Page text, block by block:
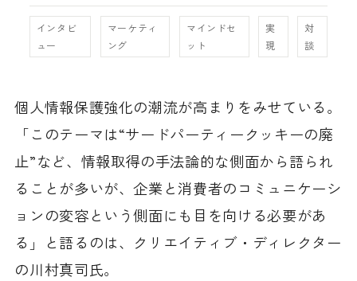
インタビ
ュー
マーケティ
ング
マインドセ
ット
実
現
対
談
個人情報保護強化の潮流が高まりをみせている。
「このテーマは“サードパーティークッキーの廃
止”など、情報取得の手法論的な側面から語られ
ることが多いが、企業と消費者のコミュニケーシ
ョンの変容という側面にも目を向ける必要があ
る」と語るのは、クリエイティブ・ディレクター
の川村真司氏。